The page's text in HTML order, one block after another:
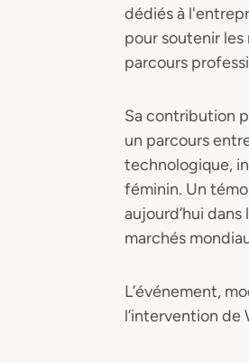
dédiés à
pour soutenir
parcours
Sa contribution
un parcours
technologique,
féminin. Un
aujourd’hui dans
marchés
L’événement,
l’intervention de